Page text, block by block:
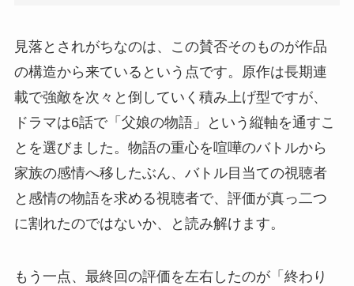
見落とされがちなのは、この賛否そのものが作品
の構造から来ているという点です。原作は長期連
載で強敵を次々と倒していく積み上げ型ですが、
ドラマは6話で「父娘の物語」という縦軸を通すこ
とを選びました。物語の重心を喧嘩のバトルから
家族の感情へ移したぶん、バトル目当ての視聴者
と感情の物語を求める視聴者で、評価が真っ二つ
に割れたのではないか、と読み解けます。
もう一点、最終回の評価を左右したのが「終わり